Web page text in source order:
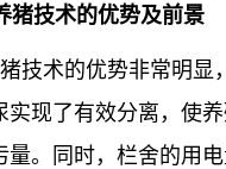
猪技术的优势及前景
技术的优势非常明
实现了有效分离，使
量。同时，栏舍的用